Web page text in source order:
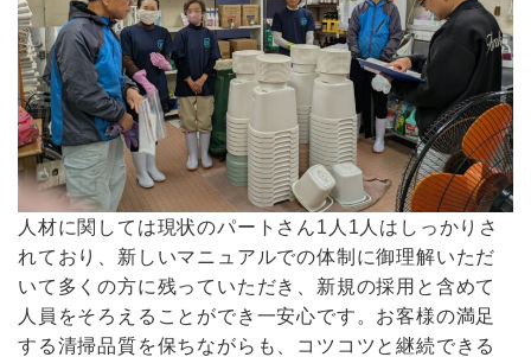
人材に関しては現状のパートさん1人1人はしっかりさ
れており、新しいマニュアルでの体制に御理解いただ
いて多くの方に残っていただき、新規の採用と含めて
人員をそろえることができ一安心です。お客様の満足
する清掃品質を保ちながらも、コツコツと継続できる